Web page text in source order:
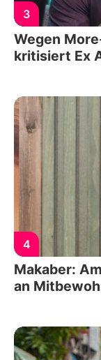
3
Wegen
kritisiert Ex
4
Makaber:
an